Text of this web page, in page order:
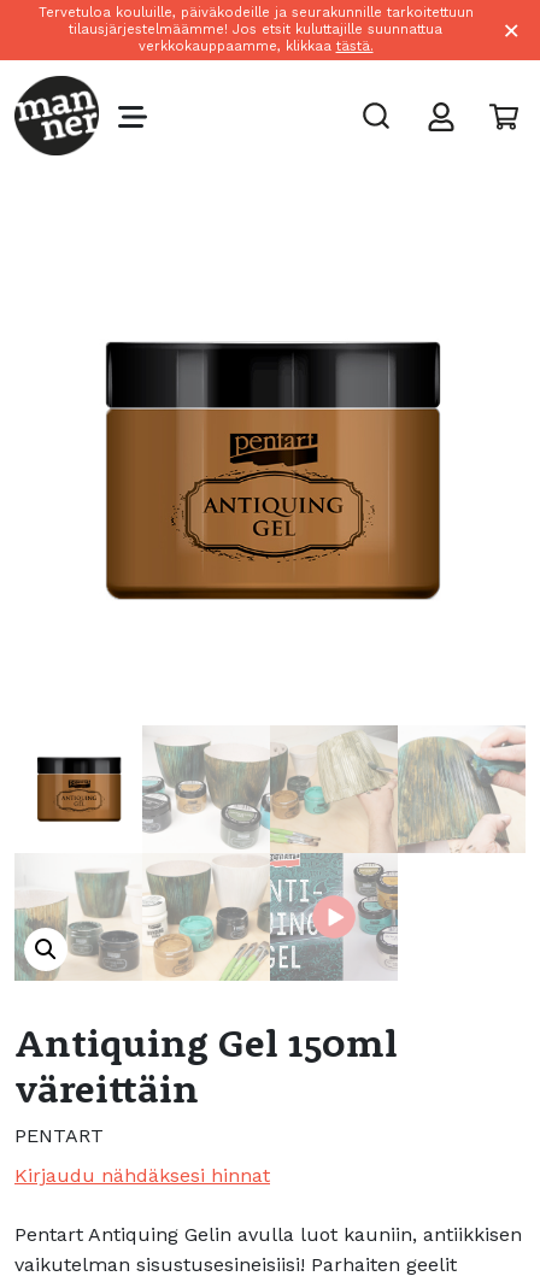
Tervetuloa kouluille, päiväkodeille ja seurakunnille tarkoitettuun
tilausjärjestelmäämme! Jos etsit kuluttajille suunnattua
verkkokauppaamme, klikkaa tästä. ×
Antiquing Gel 150ml
väreittäin
PENTART
Kirjaudu nähdäksesi hinnat
Pentart Antiquing Gelin avulla luot kauniin, antiikkisen
vaikutelman sisustusesineisiisi! Parhaiten geelit